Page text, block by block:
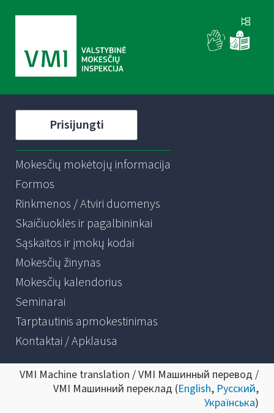
Prisijungti
Mokesčių mokėtojų informacija
Formos
Rinkmenos / Atviri duomenys
Skaičiuoklės ir pagalbininkai
Sąskaitos ir įmokų kodai
Mokesčių žinynas
Mokesčių kalendorius
Seminarai
Tarptautinis apmokestinimas
Kontaktai / Apklausa
VMI Machine translation / VMI Машинный перевод /
VMI Машинний переклад (English, Русский,
Українська)